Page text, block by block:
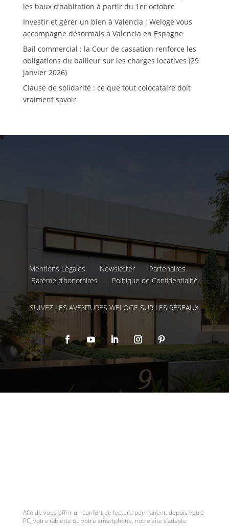
les baux d’habitation à partir du 1er octobre
Investir et gérer un bien à Valencia : Weloge vous
accompagne désormais à Valencia en Espagne
Bail commercial : la Cour de cassation renforce les
obligations du bailleur sur les charges locatives (29
janvier 2026)
Clause de solidarité : ce que tout colocataire doit
vraiment savoir
Mentions Légales Newsletter
Partenaires
Barème d’honoraires
Politique de Confidentialité
SUIVEZ LES AVENTURES WELOGE SUR LES RÉSEAUX
Afin de vous offrir un confort de lecture permanent, depuis votre
PC, votre tablette ou votre smartphone, notre site s’adapte